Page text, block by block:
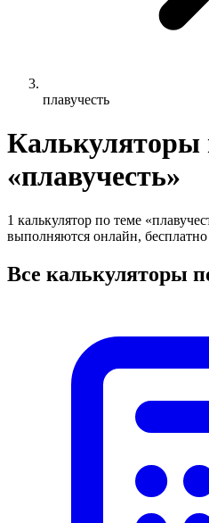
плавучесть
Калькуляторы
«плавучесть»
1 калькулятор по теме
выполняются онлайн, бесплатно
Все калькуляторы